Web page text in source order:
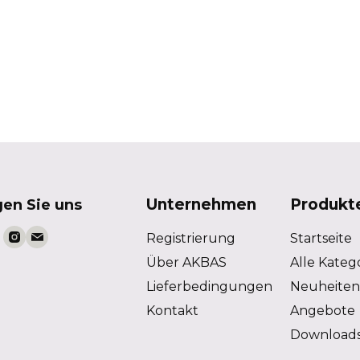
Sie uns Unternehmen
Registrierung
Über AKBAS
Lieferbedingungen
Kontakt
Startseite
Alle
Neuheiten
Angebote